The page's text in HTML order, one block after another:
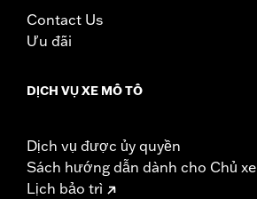
Material:Vinyl
Width:12 Inches
Material Width UOM:
d.com/warrantyfor full details
Contact Us
Ưu đãi
DỊCH VỤ XE MÔ TÔ
Dịch vụ được ủy quyền
Sách hướng dẫn dành cho Chủ xe
Lịch bảo trì